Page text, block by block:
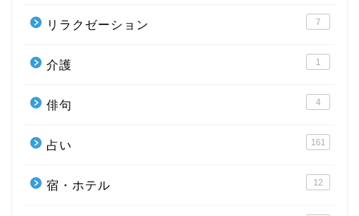
リラクゼーション 7
介護 1
俳句 4
占い 161
宿・ホテル 12